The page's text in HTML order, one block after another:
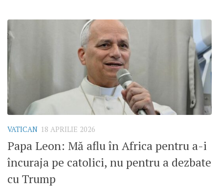
VATICAN 18 APRILIE 2026
Papa Leon: Mă aflu în Africa pentru a-i
încuraja pe catolici, nu pentru a dezbate
cu Trump